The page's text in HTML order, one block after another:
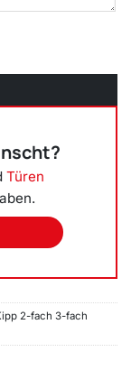
3-fach Verglasung
Türen
2-fach 3-fach